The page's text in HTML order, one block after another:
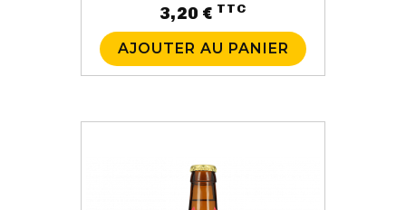
3,20 € TTCPrix
AJOUTER AU PANIER